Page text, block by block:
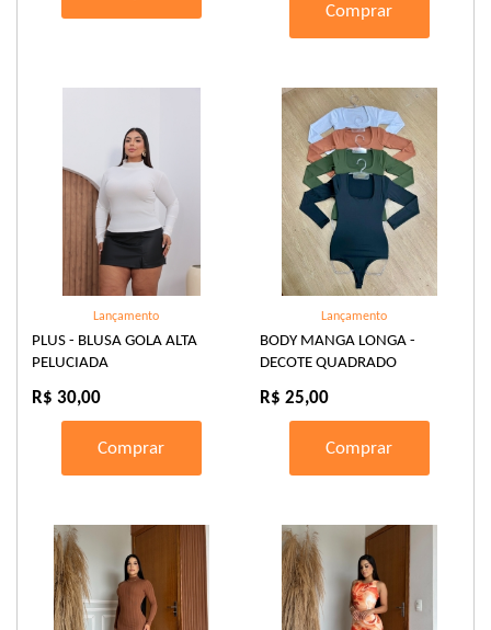
Comprar
Lançamento
PLUS - BLUSA GOLA ALTA
PELUCIADA
R$ 30,00
Comprar
Lançamento
BODY MANGA LONGA -
DECOTE QUADRADO
R$ 25,00
Comprar